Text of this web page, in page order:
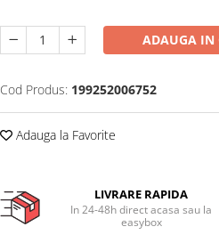
ADAUGA IN
Cod Produs: 199252006752
Adauga la Favorite
LIVRARE RAPIDA
In 24-48h direct acasa sau la
easybox